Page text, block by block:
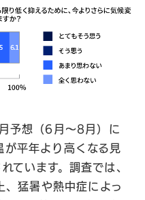
予想（6月〜8月）に
が平年より高くなる見
ています。調査では、
猛暑や熱中症によっ